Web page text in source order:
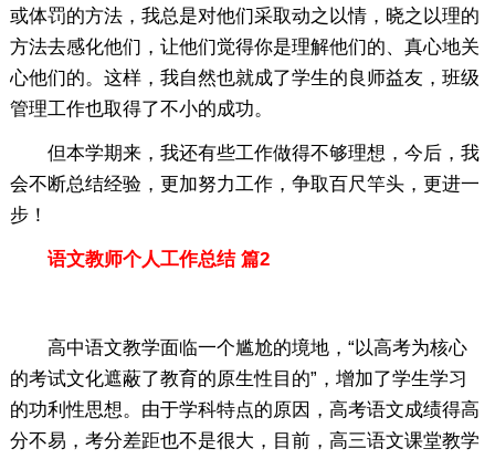
或体罚的方法，我总是对他们采取动之以情，晓之以理的
方法去感化他们，让他们觉得你是理解他们的、真心地关
心他们的。这样，我自然也就成了学生的良师益友，班级
管理工作也取得了不小的成功。
但本学期来，我还有些工作做得不够理想，今后，我
会不断总结经验，更加努力工作，争取百尺竿头，更进一
步！
语文教师个人工作总结 篇2
高中语文教学面临一个尴尬的境地，“以高考为核心
的考试文化遮蔽了教育的原生性目的”，增加了学生学习
的功利性思想。由于学科特点的原因，高考语文成绩得高
分不易，考分差距也不是很大，目前，高三语文课堂教学